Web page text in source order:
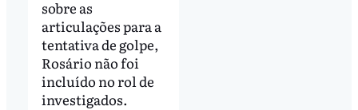
sobre as
articulações para a
tentativa de golpe,
Rosário não foi
incluído no rol de
investigados.